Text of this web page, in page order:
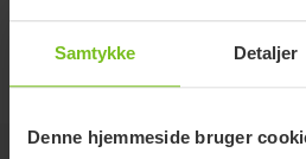
Samtykke Detaljer
Denne hjemmeside bruger
Opklappelig, justerbar i højde og